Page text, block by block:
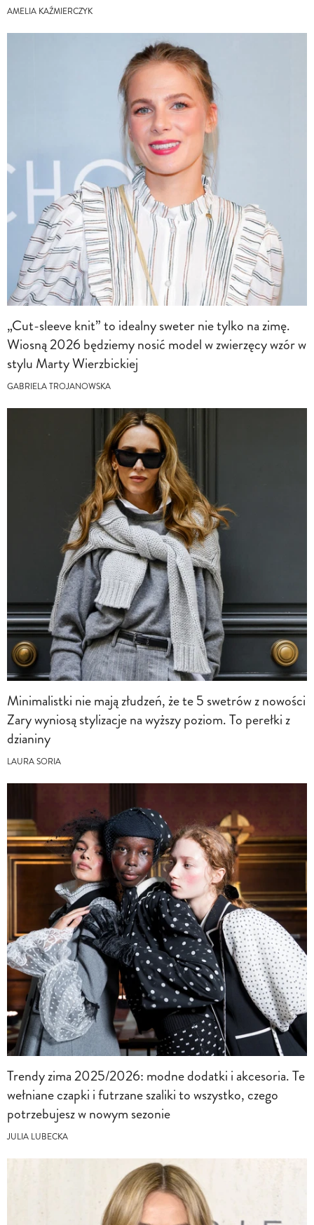
AMELIA KAŹMIERCZYK
„Cut-sleeve knit” to idealny sweter nie tylko na zimę.
Wiosną 2026 będziemy nosić model w zwierzęcy wzór w
stylu Marty Wierzbickiej
GABRIELA TROJANOWSKA
Minimalistki nie mają złudzeń, że te 5 swetrów z nowości
Zary wyniosą stylizacje na wyższy poziom. To perełki z
dzianiny
LAURA SORIA
Trendy zima 2025/2026: modne dodatki i akcesoria. Te
wełniane czapki i futrzane szaliki to wszystko, czego
potrzebujesz w nowym sezonie
JULIA LUBECKA